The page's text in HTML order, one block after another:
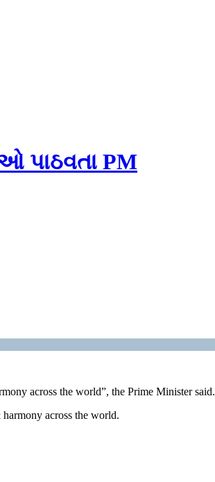
પાઠવતા PM
across the world”, the Prime Minister said.
across the world.